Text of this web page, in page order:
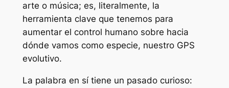
arte o música; es, literalmente, la
herramienta clave que tenemos para
aumentar el control humano sobre hacia
dónde vamos como especie, nuestro GPS
evolutivo.
La palabra en sí tiene un pasado curioso: